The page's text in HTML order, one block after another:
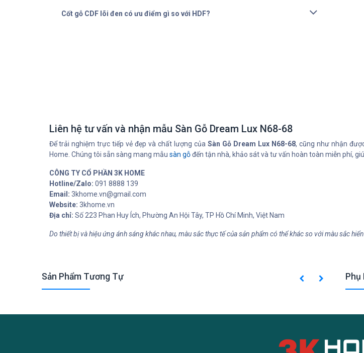
Cốt gỗ CDF lõi đen có ưu điểm gì so với HDF?
Liên hệ tư vấn và nhận mẫu Sàn Gỗ Dream Lux N68-68
Để trải nghiệm trực tiếp vẻ đẹp và chất lượng của Sàn Gỗ Dream Lux N68-68, cũng như nhận
Home. Chúng tôi sẵn sàng mang mẫu sàn gỗđến tận nhà, khảo sát và tư vấn hoàn toàn miễn phí,
CÔNG TY CỔ PHẦN 3K HOME
Hotline/Zalo: 091 8888 139
Email: 3khome.vn@gmail.com
Website: 3khome.vn
Địa chỉ: Số 223 Phan Huy Ích, Phường An Hội Tây, TP Hồ Chí Minh, Việt Nam
Do thiết bị và hiệu ứng ánh sáng khác nhau, màu sắc thực tế của sản phẩm có thể khác so với màu sắc
Sản Phẩm Tương Tự Phụ